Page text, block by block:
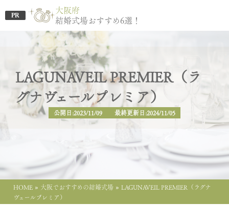
PR
大阪府
結婚式場おすすめ6選！
LAGUNAVEIL PREMIER（ラ
グナヴェールプレミア）
公開日:2023/11/09 最終更新日:2024/11/05
HOME » 大阪でおすすめの結婚式場 »LAGUNAVEIL PREMIER（ラグナ
ヴェールプレミア）